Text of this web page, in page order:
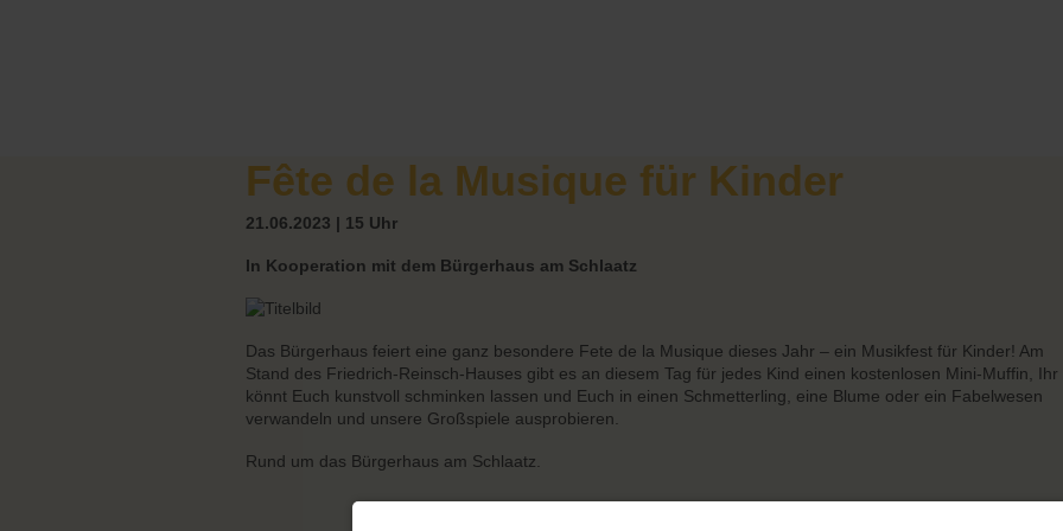
Fête de la Musique für Kinder
21.06.2023 | 15 Uhr
In Kooperation mit dem Bürgerhaus am Schlaatz
Das Bürgerhaus feiert eine ganz besondere Fete de la Musique dieses Jahr – ein Musikfest für Kinder! Am
Stand des Friedrich-Reinsch-Hauses gibt es an diesem Tag für jedes Kind einen kostenlosen Mini-Muffin, Ihr
könnt Euch kunstvoll schminken lassen und Euch in einen Schmetterling, eine Blume oder ein Fabelwesen
verwandeln und unsere Großspiele ausprobieren.
Rund um das Bürgerhaus am Schlaatz.